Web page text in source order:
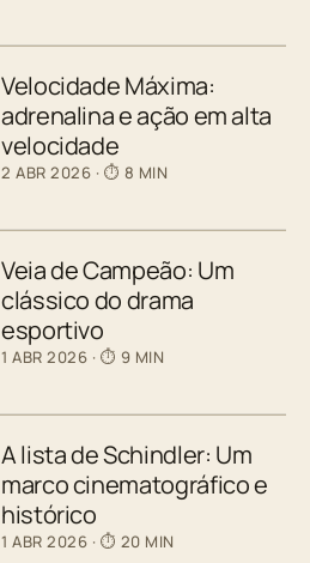
Velocidade Máxima:
adrenalina e ação em alta
velocidade
2 ABR 2026 · ⏱ 8 MIN
Veia de Campeão: Um
clássico do drama
esportivo
1 ABR 2026 · ⏱ 9 MIN
A lista de Schindler: Um
marco cinematográfico e
histórico
1 ABR 2026 · ⏱ 20 MIN